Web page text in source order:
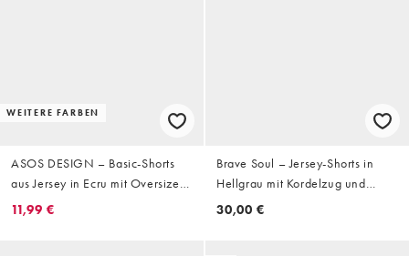
WEITERE FARBEN
ASOS DESIGN – Basic-Shorts
aus Jersey in Ecru mit Oversize-
Schnitt
11,99 €
Brave Soul – Jersey-Shorts in
Hellgrau mit Kordelzug und
seitlichem Streifen
30,00 €